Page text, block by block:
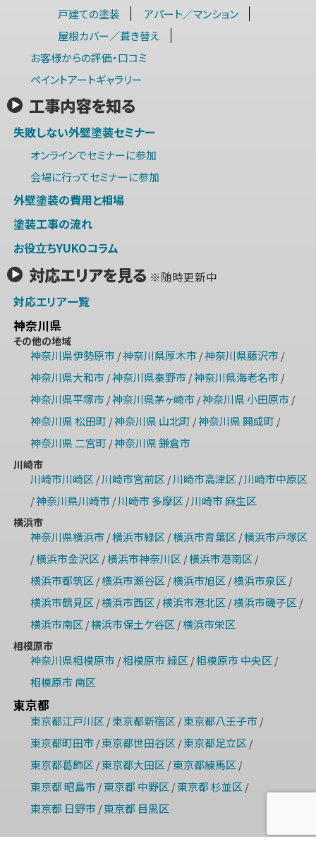
戸建ての塗装
アパート／マンション
屋根カバー／葺き替え
お客様からの評価・口コミ
ペイントアートギャラリー
工事内容を知る
失敗しない外壁塗装セミナー
オンラインでセミナーに参加
会場に行ってセミナーに参加
外壁塗装の費用と相場
塗装工事の流れ
お役立ちYUKOコラム
対応エリアを見る ※随時更新中
対応エリア一覧
神奈川県
その他の地域
神奈川県伊勢原市/神奈川県厚木市/神奈川県藤沢市/
神奈川県大和市/神奈川県秦野市/神奈川県海老名市/
神奈川県平塚市/神奈川県茅ヶ崎市/神奈川県 小田原市/
神奈川県 松田町/神奈川県 山北町/神奈川県 開成町/
神奈川県 二宮町/神奈川県 鎌倉市
川崎市
川崎市川崎区 / 川崎市宮前区 / 川崎市高津区 / 川崎市中原区
/神奈川県川崎市/ 川崎市 多摩区 / 川崎市 麻生区
横浜市
神奈川県横浜市/横浜市緑区 /横浜市青葉区 /横浜市戸塚区
/横浜市金沢区 /横浜市神奈川区 /横浜市港南区 /
横浜市都筑区 /横浜市瀬谷区 /横浜市旭区 /横浜市泉区 /
横浜市鶴見区 /横浜市西区 /横浜市港北区 /横浜市磯子区 /
横浜市南区 /横浜市保土ケ谷区 /横浜市栄区
相模原市
神奈川県相模原市/相模原市 緑区 /相模原市 中央区 /
相模原市 南区
東京都
東京都江戸川区 / 東京都新宿区 / 東京都八王子市/
東京都町田市/ 東京都世田谷区 / 東京都足立区 /
東京都葛飾区 / 東京都大田区 / 東京都練馬区 /
東京都 昭島市/ 東京都 中野区 / 東京都 杉並区 /
東京都 日野市/ 東京都 目黒区